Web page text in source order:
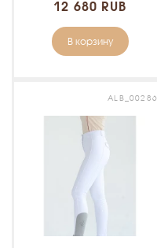
12 680 RUB
В корзину
ALB_00286